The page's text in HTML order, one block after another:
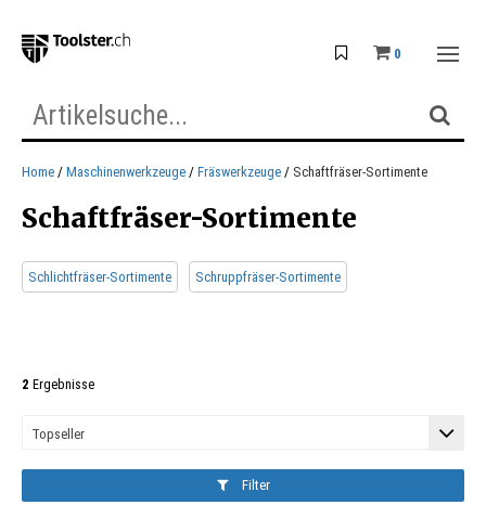
0
Home Maschinenwerkzeuge Fräswerkzeuge Schaftfräser-Sortimente
Schaftfräser-Sortimente
Schlichtfräser-Sortimente Schruppfräser-Sortimente
2 Ergebnisse
Filter